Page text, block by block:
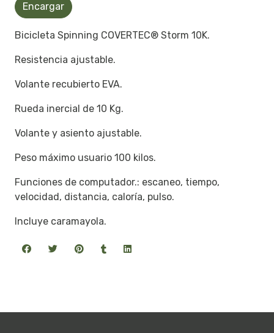
Encargar
Bicicleta Spinning COVERTEC® Storm 10K.
Resistencia ajustable.
Volante recubierto EVA.
Rueda inercial de 10 Kg.
Volante y asiento ajustable.
Peso máximo usuario 100 kilos.
Funciones de computador.: escaneo, tiempo,
velocidad, distancia, caloría, pulso.
Incluye caramayola.